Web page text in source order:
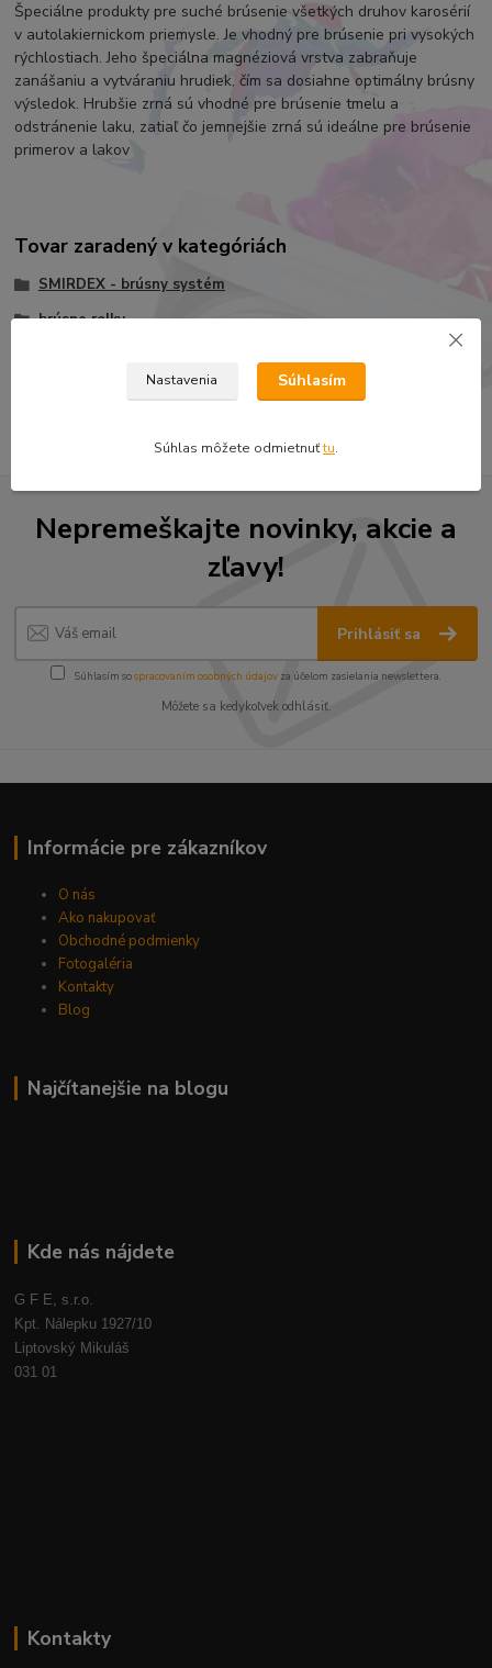
Špeciálne produkty pre suché brúsenie všetkých druhov karosérií
v autolakiernickom priemysle. Je vhodný pre brúsenie pri vysokých
rýchlostiach. Jeho špeciálna magnéziová vrstva zabraňuje
zanášaniu a vytváraniu hrudiek, čím sa dosiahne optimálny brúsny
výsledok. Hrubšie zrná sú vhodné pre brúsenie tmelu a
odstránenie laku, zatiaľ čo jemnejšie zrná sú ideálne pre brúsenie
primerov a lakov
Tovar zaradený v kategóriách
SMIRDEX - brúsny systém
brúsne rolky
Rolka 510 na papieri 115mmx25m
Nepremeškajte novinky, akcie a
zľavy!
Prihlásiť sa
Súhlasím sospracovaním osobných údajov za účelom zasielania newslettera.
Môžete sa kedykoľvek odhlásiť.
Informácie pre zákazníkov
O nás
Ako nakupovať
Obchodné podmienky
Fotogaléria
Kontakty
Blog
Najčítanejšie na blogu
Kde nás nájdete
G F E, s.r.o.
Kpt. Nálepku 1927/10
Liptovský Mikuláš
031 01
Kontakty
Nastavenia Súhlasím
Súhlas môžete odmietnuťtu.